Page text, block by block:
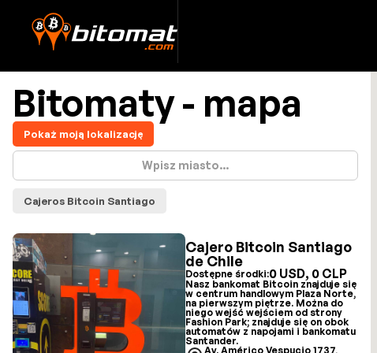
Bitomaty - mapa
Pokaż moją lokalizację
Cajeros Bitcoin Santiago
Cajero Bitcoin Santiago
de Chile
Dostępne środki:0 USD, 0 CLP
Nasz bankomat Bitcoin znajduje się
w centrum handlowym Plaza Norte,
na pierwszym piętrze. Można do
niego wejść wejściem od strony
Fashion Park; znajduje się on obok
automatów z napojami i bankomatu
Santander.
Av. Américo Vespucio 1737,